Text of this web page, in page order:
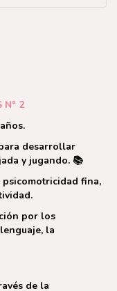
N° 2
desarrollar
y jugando. 📚
fina,
por los
la
de la